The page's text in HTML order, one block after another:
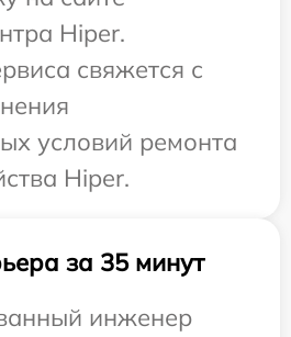
Hiper.
свяжется с
условий ремонта
Hiper.
за 35 минут
инженер